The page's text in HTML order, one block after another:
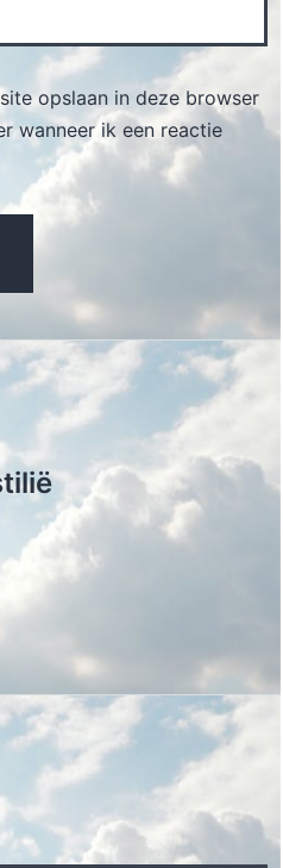
opslaan in deze browser
wanneer ik een reactie